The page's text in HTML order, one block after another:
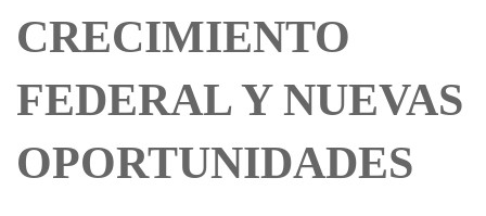
CRECIMIENTO
FEDERAL Y NUEVAS
OPORTUNIDADES